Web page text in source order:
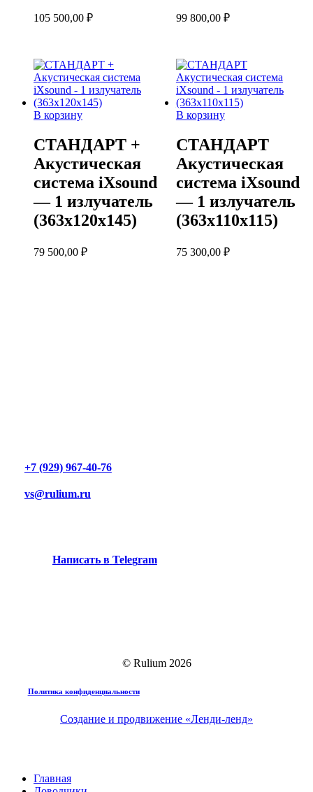
105 500,00 ₽ 99 800,00 ₽
В корзину
СТАНДАРТ +
Акустическая
система iXsound
— 1 излучатель
(363х120х145)
79 500,00 ₽
В корзину
СТАНДАРТ
Акустическая
система iXsound
— 1 излучатель
(363х110х115)
75 300,00 ₽
+7 (929) 967-40-76
vs@rulium.ru
Написать в Telegram
© Rulium 2026
Политика конфиденциальности
Создание и продвижение «Ленди-ленд»
Close
Главная